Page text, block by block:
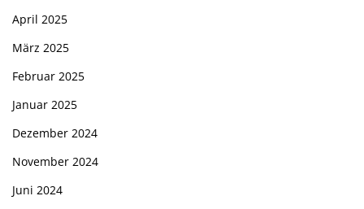
April 2025
März 2025
Februar 2025
Januar 2025
Dezember 2024
November 2024
Juni 2024